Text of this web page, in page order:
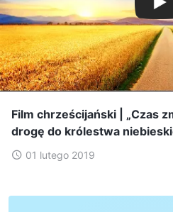
Film chrześcijański | „Czas
drogę do królestwa
01 lutego 2019